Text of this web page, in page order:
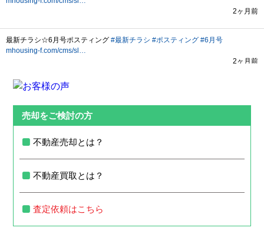
売却をご検討の方
不動産売却とは？
不動産買取とは？
査定依頼はこちら